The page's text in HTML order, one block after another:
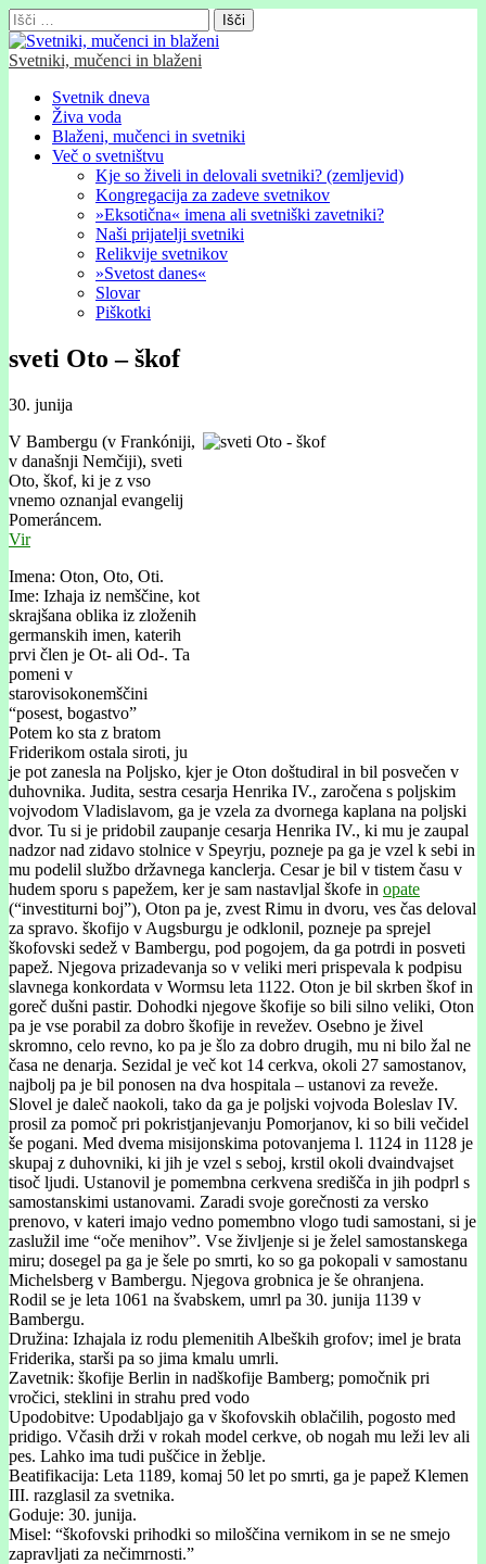
Išči:
Svetniki, mučenci in blaženi
Glavni
meni
Skip
content
Svetnik dneva
Živa voda
Blaženi, mučenci in svetniki
Več o svetništvu
Kje so živeli in delovali svetniki? (zemljevid)
Kongregacija za zadeve svetnikov
»Eksotična« imena ali svetniški zavetniki?
Naši prijatelji svetniki
Relikvije svetnikov
»Svetost danes«
Slovar
Piškotki
sveti Oto – škof
30. junija
V Bambergu (v Frankóniji,
v današnji Nemčiji), sveti
Oto, škof, ki je z vso
vnemo oznanjal evangelij
Pomeráncem.
Vir
Imena: Oton, Oto, Oti.
Ime: Izhaja iz nemščine, kot
skrajšana oblika iz zloženih
germanskih imen, katerih
prvi člen je Ot- ali Od-. Ta
pomeni v
starovisokonemščini
“posest, bogastvo”
Potem ko sta z bratom
Friderikom ostala siroti, ju
je pot zanesla na Poljsko, kjer je Oton doštudiral in bil posvečen v
duhovnika. Judita, sestra cesarja Henrika IV., zaročena s poljskim
vojvodom Vladislavom, ga je vzela za dvornega kaplana na poljski
dvor. Tu si je pridobil zaupanje cesarja Henrika IV., ki mu je zaupal
nadzor nad zidavo stolnice v Speyrju, pozneje pa ga je vzel k sebi in
mu podelil službo državnega kanclerja. Cesar je bil v tistem času v
hudem sporu s papežem, ker je sam nastavljal škofe in opate
(“investiturni boj”), Oton pa je, zvest Rimu in dvoru, ves čas deloval
za spravo. škofijo v Augsburgu je odklonil, pozneje pa sprejel
škofovski sedež v Bambergu, pod pogojem, da ga potrdi in posveti
papež. Njegova prizadevanja so v veliki meri prispevala k podpisu
slavnega konkordata v Wormsu leta 1122. Oton je bil skrben škof in
goreč dušni pastir. Dohodki njegove škofije so bili silno veliki, Oton
pa je vse porabil za dobro škofije in revežev. Osebno je živel
skromno, celo revno, ko pa je šlo za dobro drugih, mu ni bilo žal ne
časa ne denarja. Sezidal je več kot 14 cerkva, okoli 27 samostanov,
najbolj pa je bil ponosen na dva hospitala – ustanovi za reveže.
Slovel je daleč naokoli, tako da ga je poljski vojvoda Boleslav IV.
prosil za pomoč pri pokristjanjevanju Pomorjanov, ki so bili večidel
še pogani. Med dvema misijonskima potovanjema l. 1124 in 1128 je
skupaj z duhovniki, ki jih je vzel s seboj, krstil okoli dvaindvajset
tisoč ljudi. Ustanovil je pomembna cerkvena središča in jih podprl s
samostanskimi ustanovami. Zaradi svoje gorečnosti za versko
prenovo, v kateri imajo vedno pomembno vlogo tudi samostani, si je
zaslužil ime “oče menihov”. Vse življenje si je želel samostanskega
miru; dosegel pa ga je šele po smrti, ko so ga pokopali v samostanu
Michelsberg v Bambergu. Njegova grobnica je še ohranjena.
Rodil se je leta 1061 na švabskem, umrl pa 30. junija 1139 v
Bambergu.
Družina: Izhajala iz rodu plemenitih Albeških grofov; imel je brata
Friderika, starši pa so jima kmalu umrli.
Zavetnik: škofije Berlin in nadškofije Bamberg; pomočnik pri
vročici, steklini in strahu pred vodo
Upodobitve: Upodabljajo ga v škofovskih oblačilih, pogosto med
pridigo. Včasih drži v rokah model cerkve, ob nogah mu leži lev ali
pes. Lahko ima tudi puščice in žeblje.
Beatifikacija: Leta 1189, komaj 50 let po smrti, ga je papež Klemen
III. razglasil za svetnika.
Goduje: 30. junija.
Misel: “škofovski prihodki so miloščina vernikom in se ne smejo
zapravljati za nečimrnosti.”